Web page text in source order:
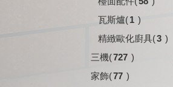
瓦斯爐(1 )
精緻歐化廚具(3 )
三機(727 )
家飾(77 )